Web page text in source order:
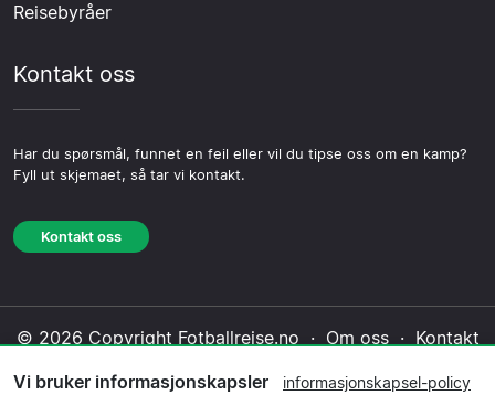
Reisebyråer
Kontakt oss
Har du spørsmål, funnet en feil eller vil du tipse oss om en kamp?
Fyll ut skjemaet, så tar vi kontakt.
Kontakt oss
© 2026 Copyright Fotballreise.no · Om oss· Kontakt
Vi bruker informasjonskapsler informasjonskapsel-policy